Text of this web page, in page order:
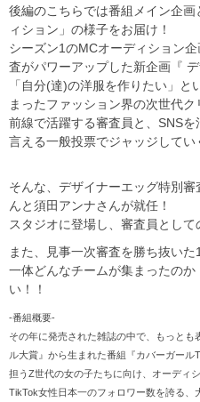
後編のこちらでは番組メイン企
ィション」の様子をお届け！
シーズン1のMCオーディション
査がパワーアップした新企画『 デ
「自分(達)の洋服を作りたい」
まったファッション界の次世代
前線で活躍する審査員と、SNS
言える一般投票でジャッジしてい
そんな、デザイナーエッグ特別
んと須田アンナさんが就任！
スタジオに登場し、審査員とし
また、見事一次審査を勝ち抜いた
一体どんなチームが集まったの
い！！
-番組概要-
その年に発売された雑誌の中で、もっと
ル大賞』から生まれた番組『カバーガー
担うZ世代の女の子たちに向け、オーディ
TikTok女性日本一のフォロワー数を誇る、